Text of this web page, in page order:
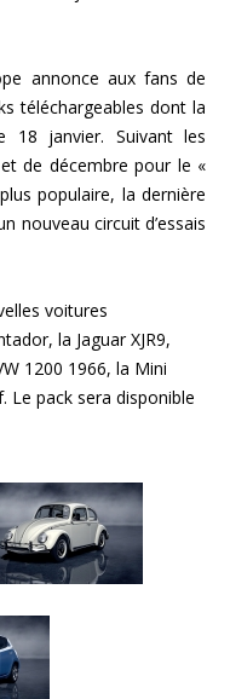
annonce aux fans de
téléchargeables dont la
janvier. Suivant les
de décembre pour le «
populaire, la dernière
nouveau circuit d’essais
voitures
la Jaguar XJR9,
1200 1966, la Mini
Le pack sera disponible